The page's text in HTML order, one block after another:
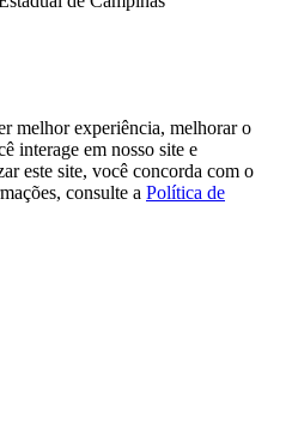
melhor experiência, melhorar o
interage em nosso site e
este site, você concorda com o
consulte a Política de